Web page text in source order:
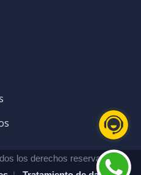
los derechos reservados. |